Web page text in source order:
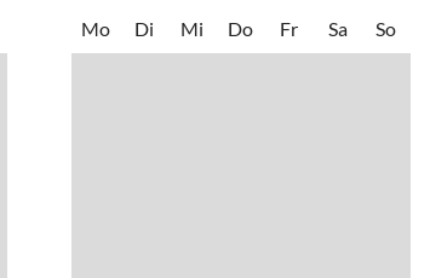
Mo Di Mi Do Fr Sa So